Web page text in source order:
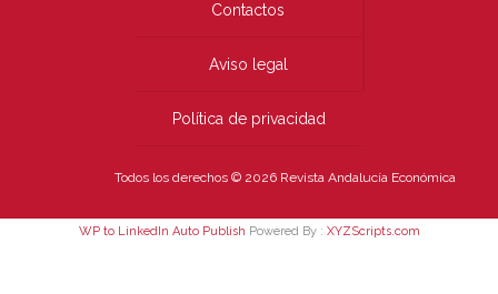
Contactos
Aviso legal
Política de privacidad
Todos los derechos © 2026 Revista Andalucía Económica
WP to LinkedIn Auto Publish Powered By : XYZScripts.com